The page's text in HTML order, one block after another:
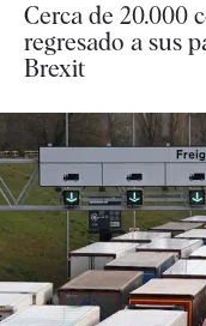
Cerca de 20.000
regresado a sus
Brexit